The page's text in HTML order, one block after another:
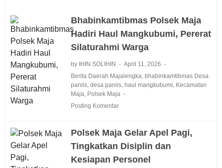
Bhabinkamtibmas Polsek Maja
Hadiri Haul Mangkubumi, Pererat
Silaturahmi Warga
by IHIN SOLIHIN
April 11, 2026
Berita Daerah Majalengka bhabinkamtibmas Desa
paniis, desa paniis, haul mangkubumi Kecamatan
Maja Polsek Maja
Posting Komentar
Polsek Maja Gelar Apel Pagi,
Tingkatkan Disiplin dan
Kesiapan Personel